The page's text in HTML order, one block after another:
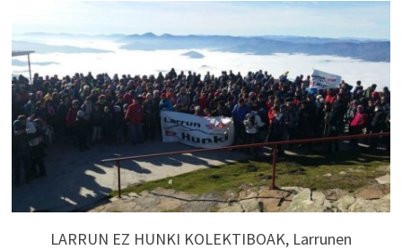
LARRUN EZ HUNKI KOLEKTIBOAK, Larrunen